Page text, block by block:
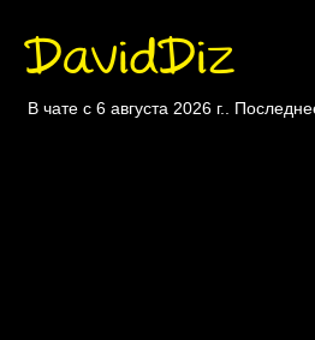
DavidDiz
В чате с 6 августа 2026 г..